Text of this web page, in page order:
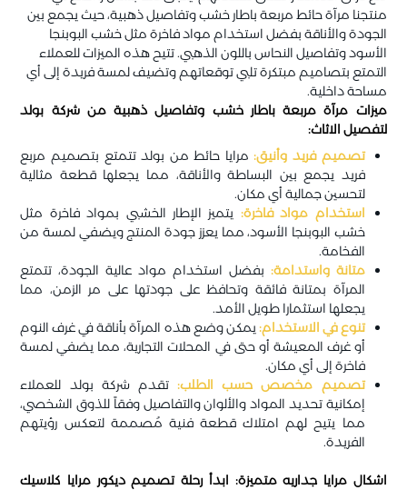
منتجنا مرآة حائط مربعة باطار خشب وتفاصيل ذهبية، حيث يجمع بين
الجودة والأناقة بفضل استخدام مواد فاخرة مثل خشب البوبنجا
الأسود وتفاصيل النحاس باللون الذهبي. تتيح هذه الميزات للعملاء
التمتع بتصاميم مبتكرة تلبي توقعاتهم وتضيف لمسة فريدة إلى أي
مساحة داخلية.
ميزات مرآة مربعة باطار خشب وتفاصيل ذهبية من شركة بولد
لتفصيل الاثاث:
تصميم فريد وأنيق: مرايا حائط من بولد تتمتع بتصميم مربع
فريد يجمع بين البساطة والأناقة، مما يجعلها قطعة مثالية
لتحسين جمالية أي مكان.
استخدام مواد فاخرة: يتميز الإطار الخشبي بمواد فاخرة مثل
خشب البوبنجا الأسود، مما يعزز جودة المنتج ويضفي لمسة من
الفخامة.
متانة واستدامة: بفضل استخدام مواد عالية الجودة، تتمتع
المرآة بمتانة فائقة وتحافظ على جودتها على مر الزمن، مما
يجعلها استثمارا طويل الأمد.
تنوع في الاستخدام: يمكن وضع هذه المرآة بأناقة في غرف النوم
أو غرف المعيشة أو حتى في المحلات التجارية، مما يضفي لمسة
فاخرة إلى أي مكان.
تصميم مخصص حسب الطلب: تقدم شركة بولد للعملاء
إمكانية تحديد المواد والألوان والتفاصيل وفقاً للذوق الشخصي،
مما يتيح لهم امتلاك قطعة فنية مُصممة لتعكس رؤيتهم
الفريدة.
اشكال مرايا جداريه متميزة: ابدأ رحلة تصميم ديكور مرايا كلاسيك